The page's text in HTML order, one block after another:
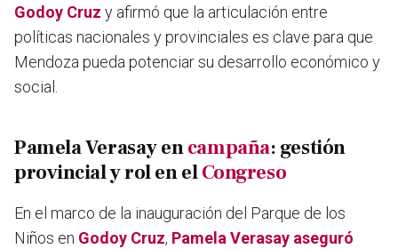
Godoy Cruz y afirmó que la articulación entre
políticas nacionales y provinciales es clave para que
Mendoza pueda potenciar su desarrollo económico y
social.
Pamela Verasay encampaña: gestión
provincial y rol en elCongreso
En el marco de la inauguración del Parque de los
Niños en Godoy Cruz, Pamela Verasay aseguró